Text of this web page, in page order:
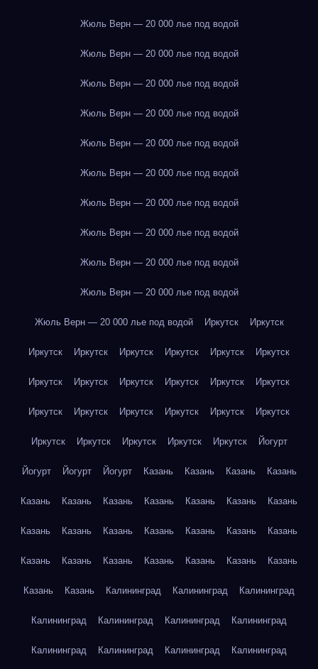
Жюль Верн — 20 000 лье под водой
Жюль Верн — 20 000 лье под водой
Жюль Верн — 20 000 лье под водой
Жюль Верн — 20 000 лье под водой
Жюль Верн — 20 000 лье под водой
Жюль Верн — 20 000 лье под водой
Жюль Верн — 20 000 лье под водой
Жюль Верн — 20 000 лье под водой
Жюль Верн — 20 000 лье под водой
Жюль Верн — 20 000 лье под водой
Жюль Верн — 20 000 лье под водой Иркутск Иркутск
Иркутск Иркутск Иркутск Иркутск Иркутск Иркутск
Иркутск Иркутск Иркутск Иркутск Иркутск Иркутск
Иркутск Иркутск Иркутск Иркутск Иркутск Иркутск
Иркутск Иркутск Иркутск Иркутск Иркутск Йогурт
Йогурт Йогурт Йогурт Казань Казань Казань Казань
Казань Казань Казань Казань Казань Казань Казань
Казань Казань Казань Казань Казань Казань Казань
Казань Казань Казань Казань Казань Казань Казань
Казань Казань Калининград Калининград Калининград
Калининград Калининград Калининград Калининград
Калининград Калининград Калининград Калининград